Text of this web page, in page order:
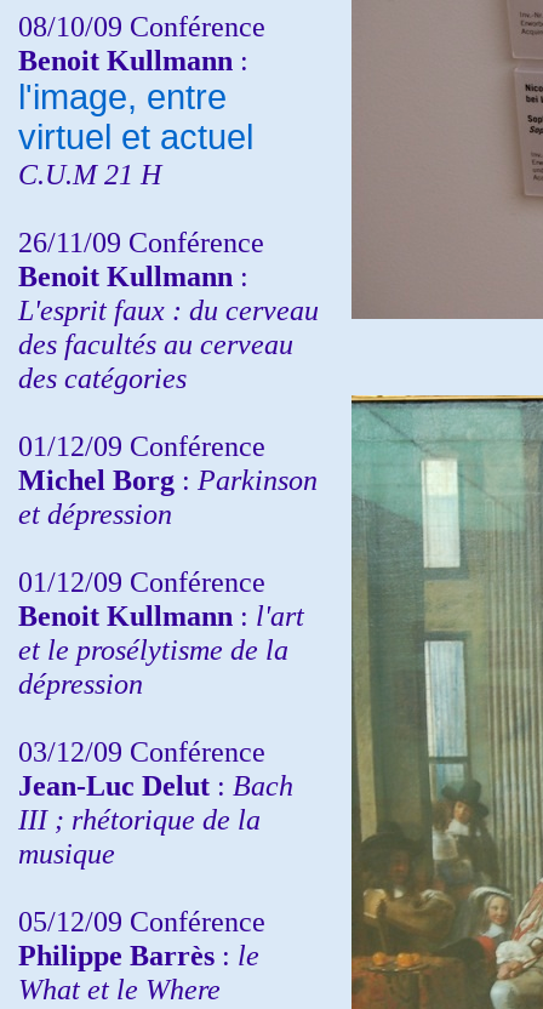
08/10/09 Conférence
Benoit Kullmann :
l'image, entre
virtuel et actuel
C.U.M 21 H
26/11/09 Conférence
Benoit Kullmann :
L'esprit faux : du cerveau
des facultés au cerveau
des catégories
01/12/09 Conférence
Michel Borg : Parkinson
et dépression
01/12/09 Conférence
Benoit Kullmann : l'art
et le prosélytisme de la
dépression
03/12/09 Conférence
Jean-Luc Delut : Bach
III ; rhétorique de la
musique
05/12/09 Conférence
Philippe Barrès : le
What et le Where